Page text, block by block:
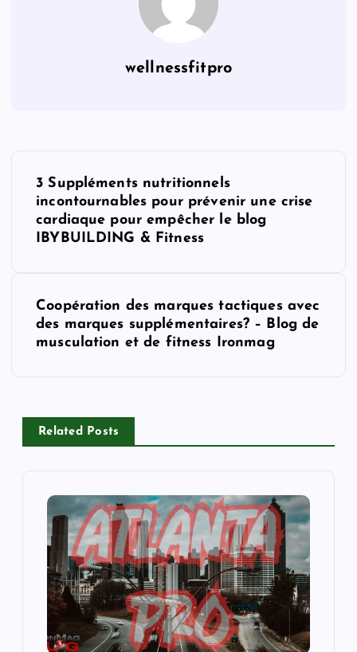
wellnessfitpro
3 Suppléments nutritionnels
incontournables pour prévenir une crise
cardiaque pour empêcher le blog
IBYBUILDING & Fitness
Coopération des marques tactiques avec
des marques supplémentaires? – Blog de
musculation et de fitness Ironmag
Related Posts